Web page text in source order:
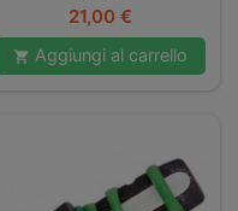
Prezzo
21,00 €
 Aggiungi al carrello